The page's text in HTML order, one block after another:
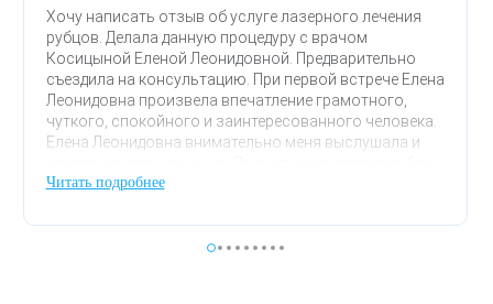
Хочу написать отзыв об услуге лазерного лечения
рубцов. Делала данную процедуру с врачом
Косицыной Еленой Леонидовной. Предварительно
съездила на консультацию. При первой встрече Елена
Леонидовна произвела впечатление грамотного,
чуткого, спокойного и заинтересованного человека.
Елена Леонидовна внимательно меня выслушала и
анестезии, не совсем приятная, но терпимая. В общей
дней. Но оно того стоило, результат от процедуры
мне понравился, кожа словно обновилась.
Читать подробнее